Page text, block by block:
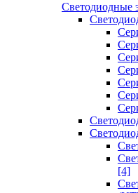
Светодиодные
[4]